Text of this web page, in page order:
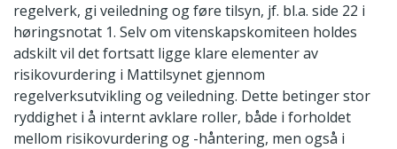
regelverk, gi veiledning og føre tilsyn, jf. bl.a. side 22 i
høringsnotat 1. Selv om vitenskapskomiteen holdes
adskilt vil det fortsatt ligge klare elementer av
risikovurdering i Mattilsynet gjennom
regelverksutvikling og veiledning. Dette betinger stor
ryddighet i å internt avklare roller, både i forholdet
mellom risikovurdering og -håntering, men også i